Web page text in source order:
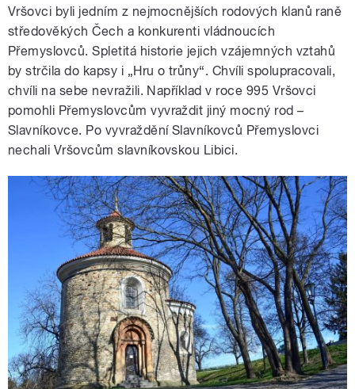
Vršovci byli jedním z nejmocnějších rodových klanů raně
středověkých Čech a konkurenti vládnoucích
Přemyslovců. Spletitá historie jejich vzájemných vztahů
by strčila do kapsy i „Hru o trůny“. Chvíli spolupracovali,
chvíli na sebe nevražili. Například v roce 995 Vršovci
pomohli Přemyslovcům vyvraždit jiný mocný rod –
Slavníkovce. Po vyvraždění Slavníkovců Přemyslovci
nechali Vršovcům slavníkovskou Libici.